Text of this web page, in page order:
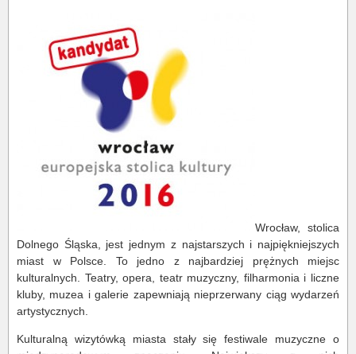
Wrocław, stolica
Dolnego Śląska, jest jednym z najstarszych i najpiękniejszych
miast w Polsce. To jedno z najbardziej prężnych miejsc
kulturalnych. Teatry, opera, teatr muzyczny, filharmonia i liczne
kluby, muzea i galerie zapewniają nieprzerwany ciąg wydarzeń
artystycznych.
Kulturalną wizytówką miasta stały się festiwale muzyczne o